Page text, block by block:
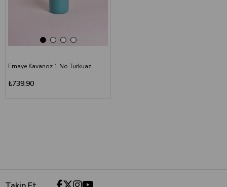
Emaye Kavanoz 1 No Turkuaz
₺739,90